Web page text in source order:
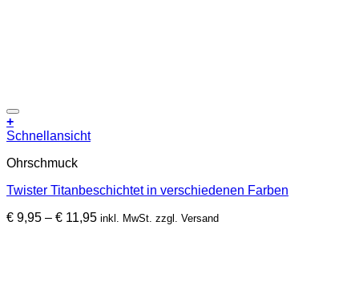
+
Dieses
weist
Varianten
Die
Schnellansicht
Ohrschmuck
Twister Titanbeschichtet in verschiedenen Farben
€ 9,95 – € 11,95Preisspanne:
inkl. MwSt. zzgl. Versand